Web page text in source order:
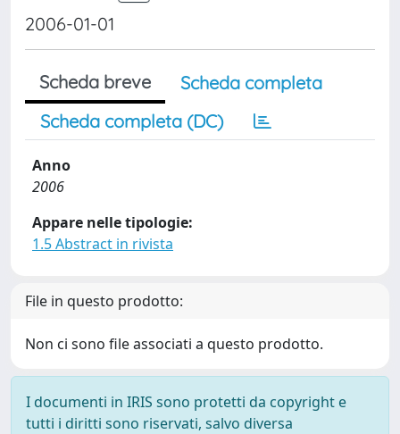
2006-01-01
Scheda breve
Scheda completa
Scheda completa (DC)
Anno
2006
Appare nelle tipologie:
1.5 Abstract in rivista
File in questo prodotto:
Non ci sono file associati a questo prodotto.
I documenti in IRIS sono protetti da copyright e
tutti i diritti sono riservati, salvo diversa